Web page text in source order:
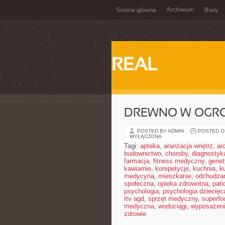
Strona główna Archiwum Biały
REAL
DREWNO W
POSTED BY ADMIN POSTED
WYŁĄCZONA
Tagi: apteka, aranżacja wnętrz,
budownictwo, choroby,
farmacja, fitness medyczny,
kawiarnie, korepetycje, kuchnia,
medycyna, mieszkanie,
społeczna, opieka zdrowotna,
psychologia, psychologia
rtv agd, sprzęt medyczny,
medyczna, wodociągi,
zdrowie